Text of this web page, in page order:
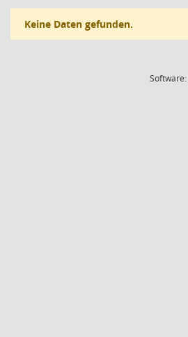
Keine Daten gefunden.
Software: